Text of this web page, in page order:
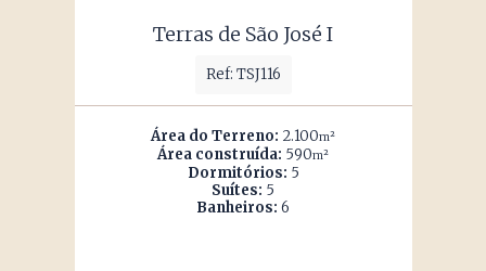
Terras de São José I
Ref: TSJ116
Área do Terreno: 2.100m²
Área construída: 590m²
Dormitórios: 5
Suítes: 5
Banheiros: 6